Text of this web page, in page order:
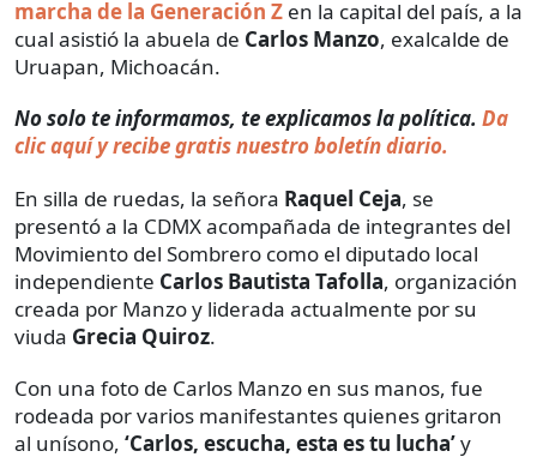
marcha de la Generación Z en la capital del país, a la
cual asistió la abuela de Carlos Manzo, exalcalde de
Uruapan, Michoacán.
No solo te informamos, te explicamos la política. Da
clic aquí y recibe gratis nuestro boletín diario.
En silla de ruedas, la señora Raquel Ceja, se
presentó a la CDMX acompañada de integrantes del
Movimiento del Sombrero como el diputado local
independiente Carlos Bautista Tafolla, organización
creada por Manzo y liderada actualmente por su
viuda Grecia Quiroz.
Con una foto de Carlos Manzo en sus manos, fue
rodeada por varios manifestantes quienes gritaron
al unísono, ‘Carlos, escucha, esta es tu lucha’y